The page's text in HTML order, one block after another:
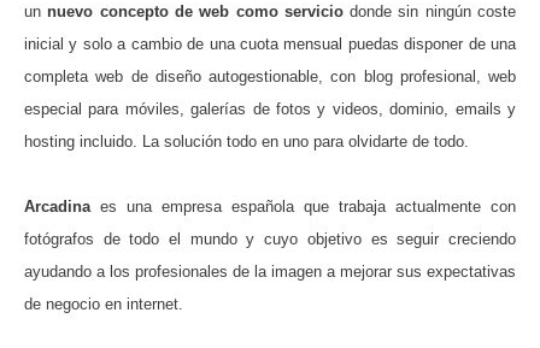
un nuevo concepto de web como serviciodonde sin ningún coste
inicial y solo a cambio de una cuota mensual puedas disponer de una
completa web de diseño autogestionable, con blog profesional, web
especial para móviles, galerías de fotos y videos, dominio, emails y
hosting incluido. La solución todo en uno para olvidarte de todo.
Arcadinaes una empresa española que trabaja actualmente con
fotógrafos de todo el mundo y cuyo objetivo es seguir creciendo
ayudando a los profesionales de la imagen a mejorar sus expectativas
de negocio en internet.